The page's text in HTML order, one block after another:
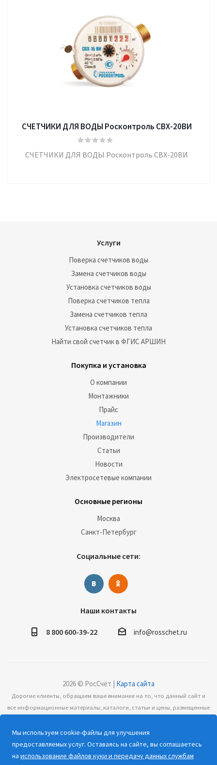
СЧЕТЧИКИ ДЛЯ ВОДЫ Росконтроль СВХ-20ВИ
СЧЕТЧИКИ ДЛЯ ВОДЫ Росконтроль СВХ-20ВИ
Услуги
Поверка счетчиков воды
Замена счетчиков воды
Установка счетчиков воды
Поверка счетчиков тепла
Замена счетчиков тепла
Установка счетчиков тепла
Найти свой счетчик в ФГИС АРШИН
Покупка и установка
О компании
Монтажники
Прайс
Магазин
Производители
Статьи
Новости
Электросетевые компании
Основные регионы
Москва
Санкт-Петербург
Социальные сети:
Наши контакты
8 800 600-39-22 info@rosschet.ru
2026 © РосСчёт | Карта сайта
Дорогие клиенты, обращаем ваше внимание на то, что данный сайт и
все информационные материалы, каталоги, статьи и цены, размещенные
являются публичной офертой, определяемой положениями Статьи 437
(2) Гражданского кодекса РФ.
Мы используем cookie-файлы для улучшения
предоставляемых услуг. Оставаясь на сайте, вы соглашаетесь
на использование файлов куки и передачу данных службам